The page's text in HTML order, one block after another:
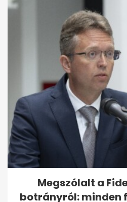
Megszólalt a
botrányról: minden